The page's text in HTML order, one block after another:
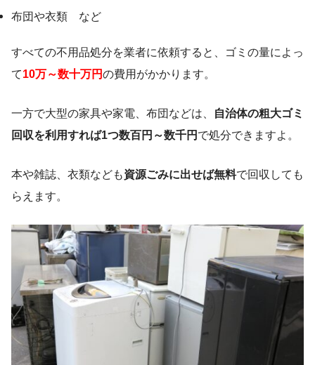
布団や衣類 など
すべての不用品処分を業者に依頼すると、ゴミの量によっ
て10万～数十万円の費用がかかります。
一方で大型の家具や家電、布団などは、
自治体の粗大ゴミ
回収を利用すれば1つ数百円～数千円 で処分できますよ。
本や雑誌、衣類なども資源ごみに出せば無料で回収しても
らえます。